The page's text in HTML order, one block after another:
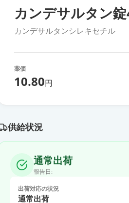
カンデサルタン錠
カンデサルタンシレキセチル
薬価
10.80円
供給状況
通常出荷
報告日: -
出荷対応の状況
通常出荷